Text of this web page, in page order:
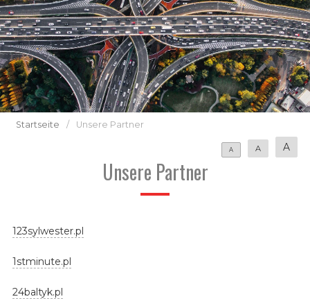
Startseite / Unsere Partner
A A A
Unsere Partner
123sylwester.pl
1stminute.pl
24baltyk.pl